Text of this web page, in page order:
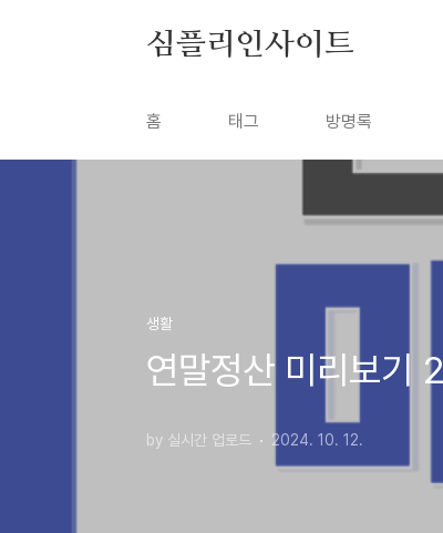
심플리인사이트
홈 태그 방명록
생활
연말정산 미리보기
by 실시간 업로드 2024. 10. 12.